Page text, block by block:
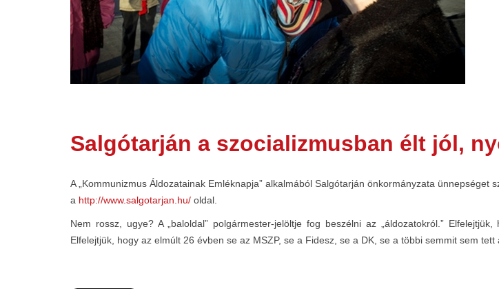
Salgótarján a szocializmusban élt jól,
A „Kommunizmus Áldozatainak Emléknapja” alkalmából Salgótarján önkormányzata
a http://www.salgotarjan.hu/ oldal.
Nem rossz, ugye? A „baloldal” polgármester-jelöltje fog beszélni az „áldozatokról.”
Elfelejtjük, hogy az elmúlt 26 évben se az MSZP, se a Fidesz, se a DK, se a többi semmit sem